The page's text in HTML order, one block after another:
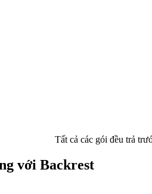
Tất cả các gói đều trả
với Backrest